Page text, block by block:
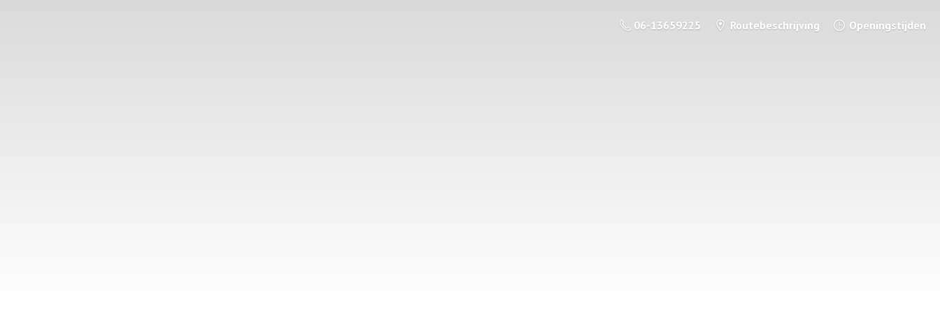
06-13659225 Routebeschrijving Openingstijden